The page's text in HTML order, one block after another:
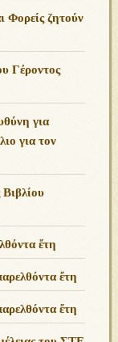
Φορείς ζητούν
Γέροντος
για
για τον
ἔτη
ἔτη
ἔτη